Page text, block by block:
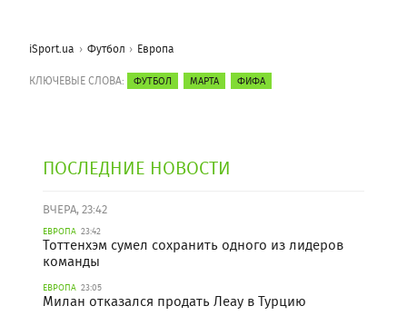
iSport.ua Футбол Европа
КЛЮЧЕВЫЕ СЛОВА: ФУТБОЛ МАРТА ФИФА
ПОСЛЕДНИЕ НОВОСТИ
ВЧЕРА, 23:42
ЕВРОПА 23:42
Тоттенхэм сумел сохранить одного из лидеров
команды
ЕВРОПА 23:05
Милан отказался продать Леау в Турцию